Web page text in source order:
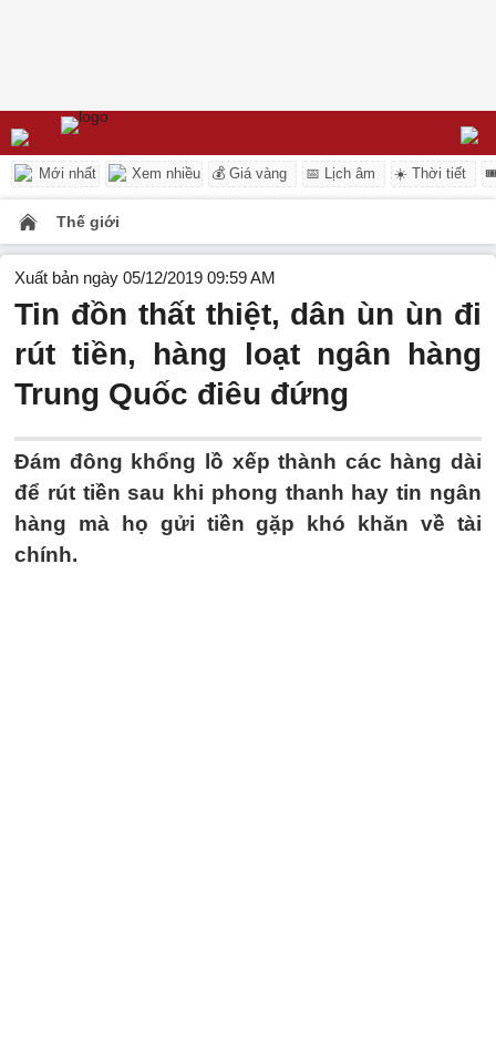
Mới nhất Xem nhiều 💰 Giá vàng 📅 Lịch âm ☀️ Thời tiết
Thế giới
Xuất bản ngày 05/12/2019 09:59 AM
Tin đồn thất thiệt, dân ùn ùn đi
rút tiền, hàng loạt ngân hàng
Trung Quốc điêu đứng
Đám đông khổng lồ xếp thành các hàng dài
để rút tiền sau khi phong thanh hay tin ngân
hàng mà họ gửi tiền gặp khó khăn về tài
chính.